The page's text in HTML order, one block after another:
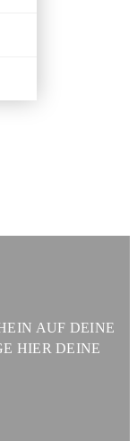
AUF DEINE
HIER DEINE